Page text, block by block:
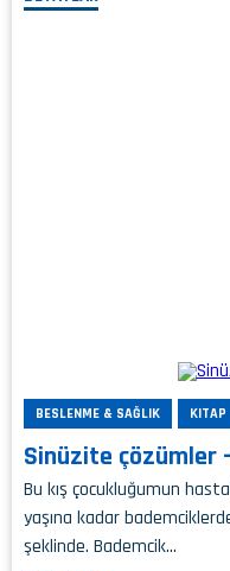
BESLENME & SAĞLIK KITAP
Sinüzite çözümler
Bu kış çocukluğumun
yaşına kadar
şeklinde. Bademcik…